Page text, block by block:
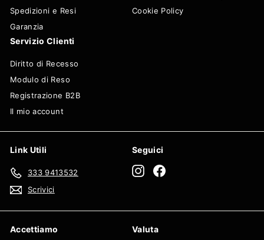
Spedizioni e Resi
Garanzia
Cookie Policy
Servizio Clienti
Diritto di Recesso
Modulo di Reso
Registrazione B2B
Il mio account
Link Utili
333 9413532
Scrivici
Seguici
Instagram
Accettiamo Valuta